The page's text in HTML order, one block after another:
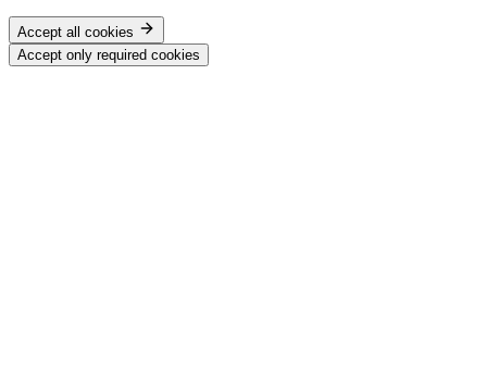
Accept all cookies
Accept only required cookies